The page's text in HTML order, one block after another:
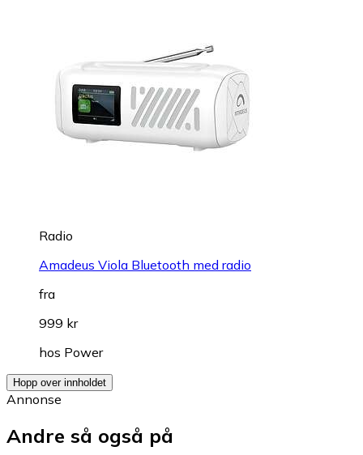
Radio
Amadeus Viola Bluetooth med radio
fra
999 kr
hos Power
Hopp over innholdet
Annonse
Andre så også på